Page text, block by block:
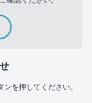
を押してください。